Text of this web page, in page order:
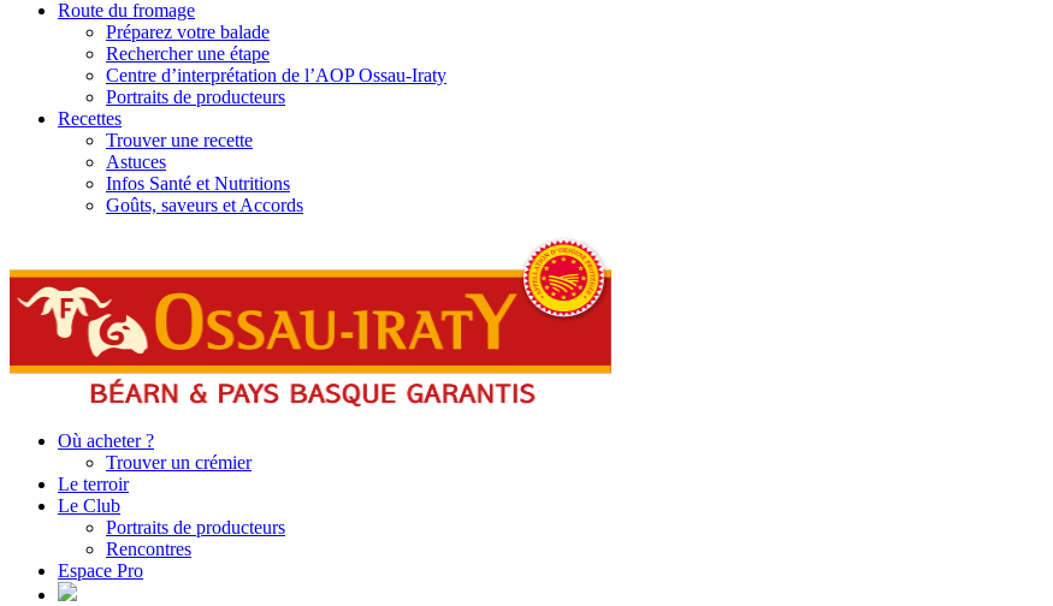
Route du fromage
Préparez votre balade
Rechercher une étape
Centre d’interprétation de l’AOP Ossau-Iraty
Portraits de producteurs
Recettes
Trouver une recette
Astuces
Infos Santé et Nutritions
Goûts, saveurs et Accords
Où acheter ?
Trouver un crémier
Le terroir
Le Club
Portraits de producteurs
Rencontres
Espace Pro